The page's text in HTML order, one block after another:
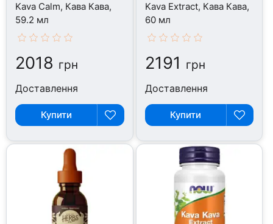
Kava Calm, Кава Кава,
59.2 мл
2018 грн
Доставлення
Купити
Kava Extract, Кава Кава,
60 мл
2191 грн
Доставлення
Купити